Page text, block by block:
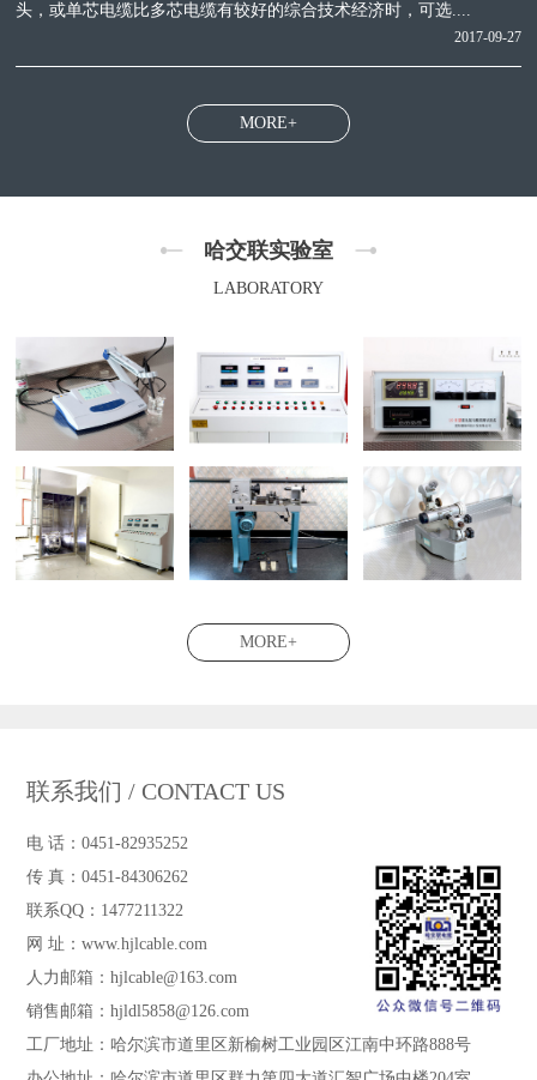
头，或单芯电缆比多芯电缆有较好的综合技术经济时，可选....
2017-09-27
MORE+
哈交联实验室
LABORATORY
MORE+
联系我们 / CONTACT US
电 话：0451-82935252
传 真：0451-84306262
联系QQ：1477211322
网 址：www.hjlcable.com
人力邮箱：hjlcable@163.com
销售邮箱：hjldl5858@126.com
工厂地址：哈尔滨市道里区新榆树工业园区江南中环路888号